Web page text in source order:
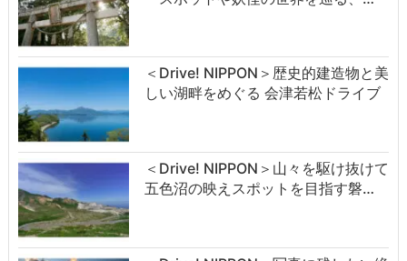
＜Drive! NIPPON＞歴史的建造物と美
しい湖畔をめぐる 会津若松ドライブ
＜Drive! NIPPON＞山々を駆け抜けて
五色沼の映えスポットを目指す磐…